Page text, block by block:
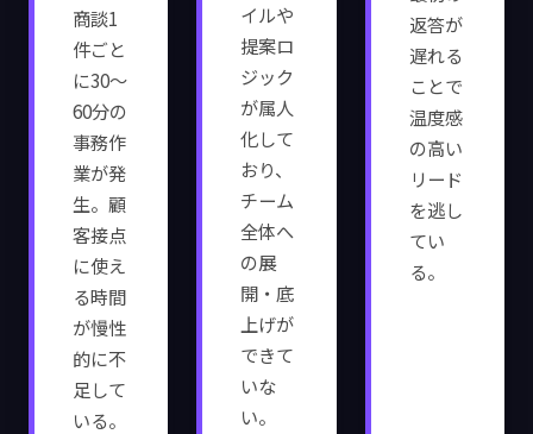
商談1
件ごと
に30〜
60分の
事務作
業が発
生。顧
客接点
に使え
る時間
が慢性
的に不
足して
いる。
イルや
提案ロ
ジック
が属人
化して
おり、
チーム
全体へ
の展
開・底
上げが
できて
いな
い。
返答が
遅れる
ことで
温度感
の高い
リード
を逃し
てい
る。